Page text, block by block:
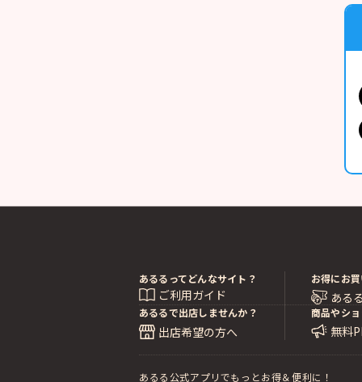
あるるってどんなサイト？
ご利用ガイド
お得にお
ある
あるるで出店しませんか？
出店希望の方へ
商品やシ
無料
あるる公式アプリでもっとお得＆便利に！